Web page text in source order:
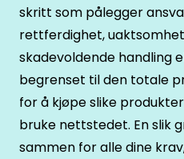
skritt som pålegger
rettferdighet,
skadevoldende handling
begrenset til den totale
for å kjøpe slike
bruke nettstedet. En slik
sammen for alle dine